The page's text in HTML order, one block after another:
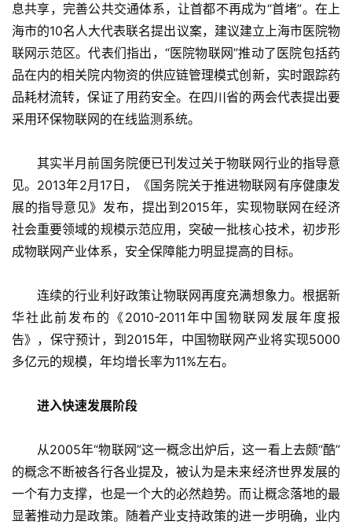
息共享，完善公共交通体系，让首都不再成为“首堵”。在上
海市的10名人大代表联名提出议案，建议建立上海市医院物
联网示范区。代表们指出，“医院物联网”推动了医院包括药
品在内的相关院内物资的供应链管理模式创新，实时跟踪药
品耗材流转，保证了用药安全。在四川省的两会代表提出要
采用环保物联网的在线监测系统。
其实半月前国务院便已刊发过关于物联网行业的指导意
见。2013年2月17日，《国务院关于推进物联网有序健康发
展的指导意见》发布，提出到2015年，实现物联网在经济
社会重要领域的规模示范应用，突破一批核心技术，初步形
成物联网产业体系，安全保障能力明显提高的目标。
连续的行业利好政策让物联网再度充满想象力。根据新
华社此前发布的《2010-2011年中国物联网发展年度报
告》，保守预计，到2015年，中国物联网产业将实现5000
多亿元的规模，年均增长率为11%左右。
进入快速发展阶段
从2005年“物联网”这一概念出炉后，这一看上去颇“酷”
的概念不断被各行各业提及，被认为是未来经济世界发展的
一个有力支撑，也是一个大的必然趋势。而让概念落地的最
显著推动力是政策。随着产业支持政策的进一步明确，业内